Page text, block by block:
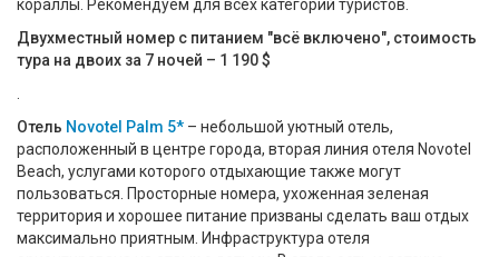
кораллы. Рекомендуем для всех категорий туристов.
Двухместный номер с питанием "всё включено", стоимость
тура на двоих за 7 ночей – 1 190 $
Отель Novotel Palm 5* – небольшой уютный отель,
расположенный в центре города, вторая линия отеля Novotel
Beach, услугами которого отдыхающие также могут
пользоваться. Просторные номера, ухоженная зеленая
территория и хорошее питание призваны сделать ваш отдых
максимально приятным. Инфраструктура отеля